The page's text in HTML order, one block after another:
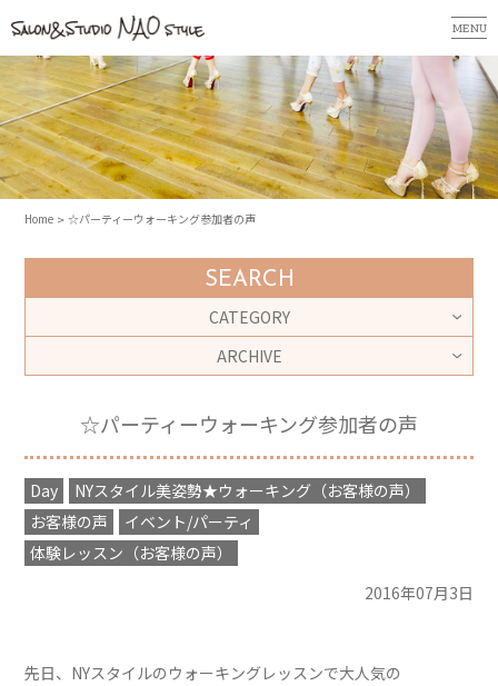
MENU
Home ☆パーティーウォーキング参加者の声
SEARCH
CATEGORY
ARCHIVE
☆パーティーウォーキング参加者の声
Day
NYスタイル美姿勢★ウォーキング（お客様の声）
お客様の声
イベント/パーティ
体験レッスン（お客様の声）
2016年07月3日
先日、NYスタイルのウォーキングレッスンで大人気の